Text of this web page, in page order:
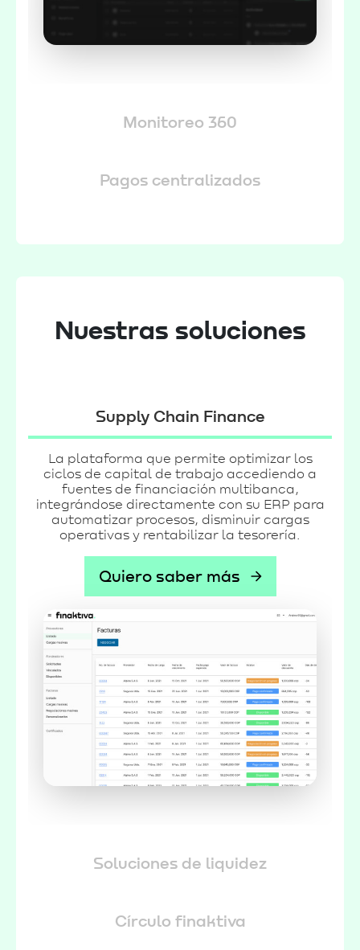
Monitoreo 360
Pagos centralizados
Nuestras soluciones
Supply Chain Finance
La plataforma que permite optimizar los
ciclos de capital de trabajo accediendo a
fuentes de financiación multibanca,
integrándose directamente con su ERP para
automatizar procesos, disminuir cargas
operativas y rentabilizar la tesorería.
Quiero saber más
Soluciones de liquidez
Círculo finaktiva